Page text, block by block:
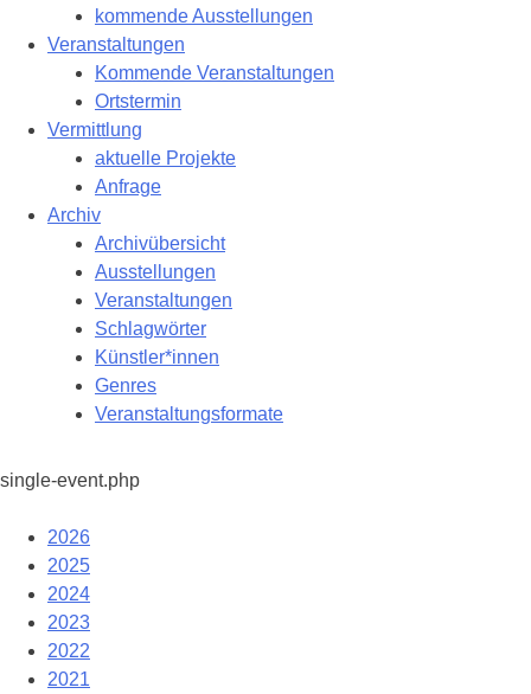
kommende Ausstellungen
Veranstaltungen
Kommende Veranstaltungen
Ortstermin
Vermittlung
aktuelle Projekte
Anfrage
Archiv
Archivübersicht
Ausstellungen
Veranstaltungen
Schlagwörter
Künstler*innen
Genres
Veranstaltungsformate
single-event.php
2026
2025
2024
2023
2022
2021